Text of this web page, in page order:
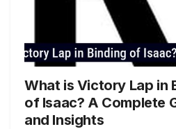
What is Victory Lap in
of Isaac? A Complete
and Insights